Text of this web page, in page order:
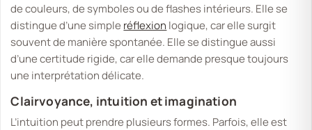
de couleurs, de symboles ou de flashes intérieurs. Elle se
distingue d’une simple réflexion logique, car elle surgit
souvent de manière spontanée. Elle se distingue aussi
d’une certitude rigide, car elle demande presque toujours
une interprétation délicate.
Clairvoyance, intuition et imagination
L’intuition peut prendre plusieurs formes. Parfois, elle est